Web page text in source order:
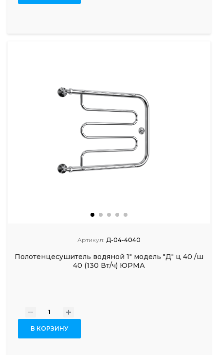
Артикул: Д-04-4040
Полотенцесушитель водяной 1" модель "Д" ц 40 /ш
40 (130 Вт/ч) ЮРМА
- +
В КОРЗИНУ